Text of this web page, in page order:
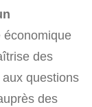
économique
des
questions
des